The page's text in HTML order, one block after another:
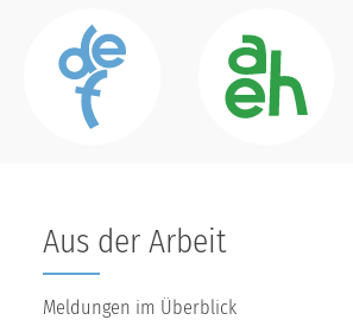
Aus der Arbeit
Meldungen im Überblick